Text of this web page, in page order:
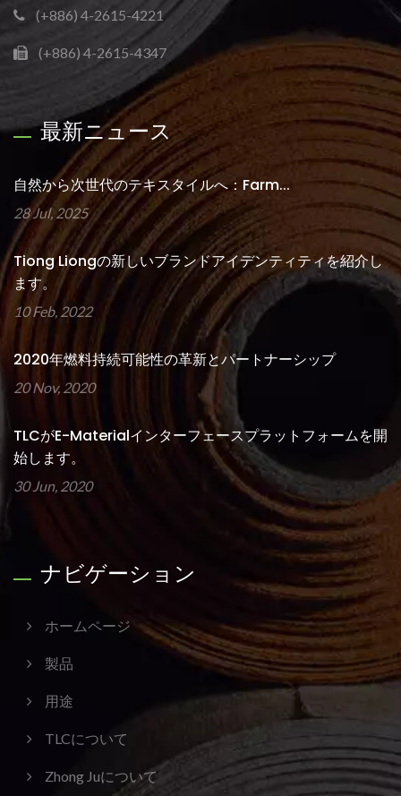
(+886) 4-2615-4221
(+886) 4-2615-4347
最新ニュース
自然から次世代のテキスタイルへ：Farm...
28 Jul, 2025
Tiong Liongの新しいブランドアイデンティティを紹介し
ます。
10 Feb, 2022
2020年燃料持続可能性の革新とパートナーシップ
20 Nov, 2020
TLCがE-Materialインターフェースプラットフォームを開
始します。
30 Jun, 2020
ナビゲーション
ホームページ
製品
用途
TLCについて
Zhong Juについて